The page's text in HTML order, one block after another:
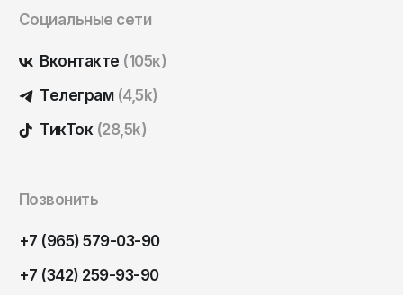
Социальные сети
Вконтакте (105к)
Телеграм (4,5k)
ТикТок (28,5k)
Позвонить
+7 (965) 579-03-90
+7 (342) 259-93-90
Смоленск
Ставрополь
Старый Оскол
Стерлитамак
Тамбов
Томск